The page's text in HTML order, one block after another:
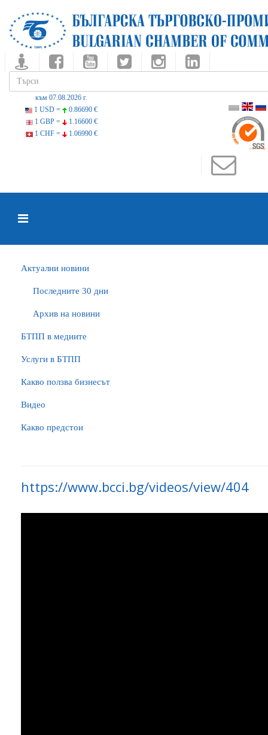
към 07.08.2026 г.
1 USD =
0.86690 €
1 GBP =
1.16600 €
1 CHF =
1.06990 €
Актуални новини
Последните 30 дни
Архив на новини
БTПП в медиите
Услуги в БТПП
Какво ползва бизнесът
Видео
Какво предстои
https://www.bcci.bg/videos/view/404